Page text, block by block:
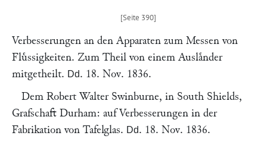
Verbesserungen an den Apparaten zum Messen von
Fluͤssigkeiten. Zum Theil von einem Auslaͤnder
mitgetheilt. Dd. 18. Nov. 1836.
Dem Robert Walter Swinburne, in South Shields,
Grafschaft Durham: auf Verbesserungen in der
Fabrikation von Tafelglas. Dd. 18. Nov. 1836.